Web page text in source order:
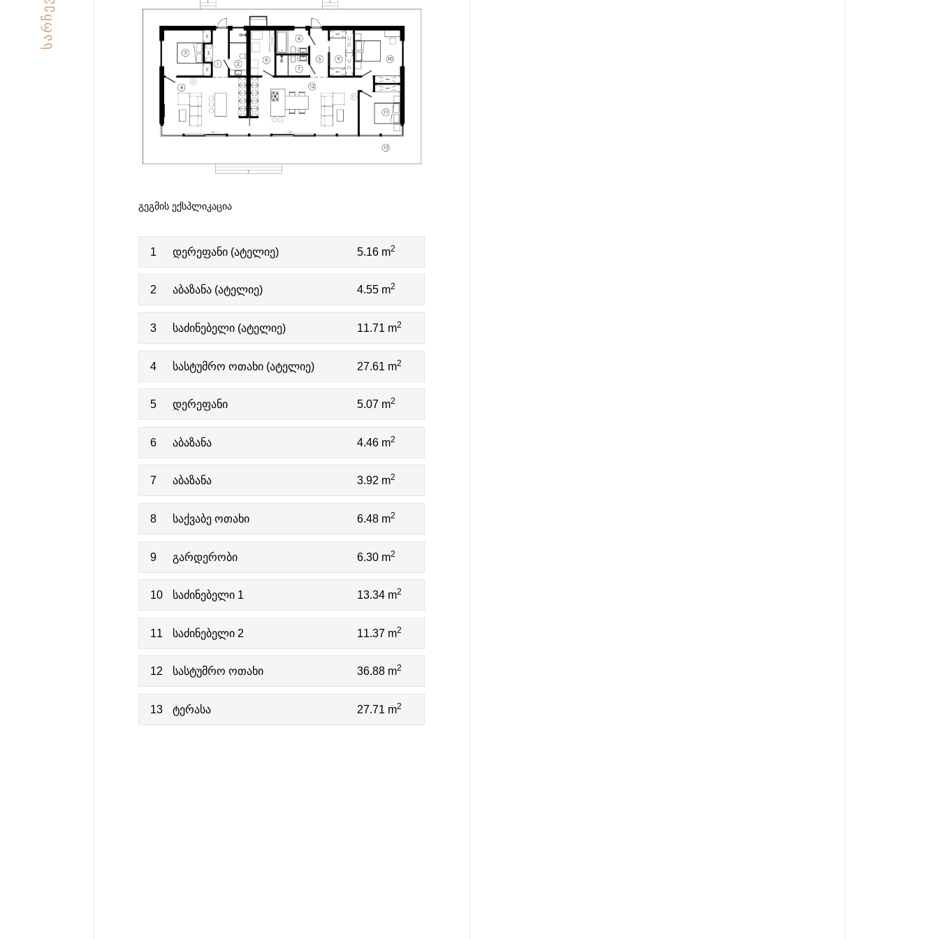
ᲡᲐᲠᲩᲔᲕᲘ
ᲒᲔᲒᲛᲘᲡ ᲔᲥᲡᲞᲚᲘᲙᲐᲪᲘᲐ
1 დერეფანი (ატელიე) 5.16 m2
2 აბაზანა (ატელიე) 4.55 m2
3 საძინებელი (ატელიე) 11.71 m2
4 სასტუმრო ოთახი (ატელიე) 27.61 m2
5 დერეფანი 5.07 m2
6 აბაზანა 4.46 m2
7 აბაზანა 3.92 m2
8 საქვაბე ოთახი 6.48 m2
9 გარდერობი 6.30 m2
10 საძინებელი 1 13.34 m2
11 საძინებელი 2 11.37 m2
12 სასტუმრო ოთახი 36.88 m2
13 ტერასა 27.71 m2